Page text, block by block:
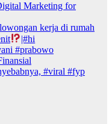
Marketing for
kerja di rumah
|#hi
#prabowo
#viral #fyp